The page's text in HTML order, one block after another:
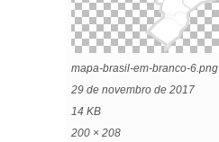
mapa-brasil-em-branco-6.png
29 de novembro de 2017
14 KB
200 × 208